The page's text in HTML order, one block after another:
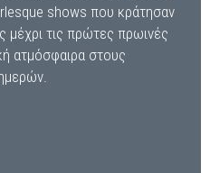
shows που κράτησαν
τις πρώτες πρωινές
ατμόσφαιρα στους